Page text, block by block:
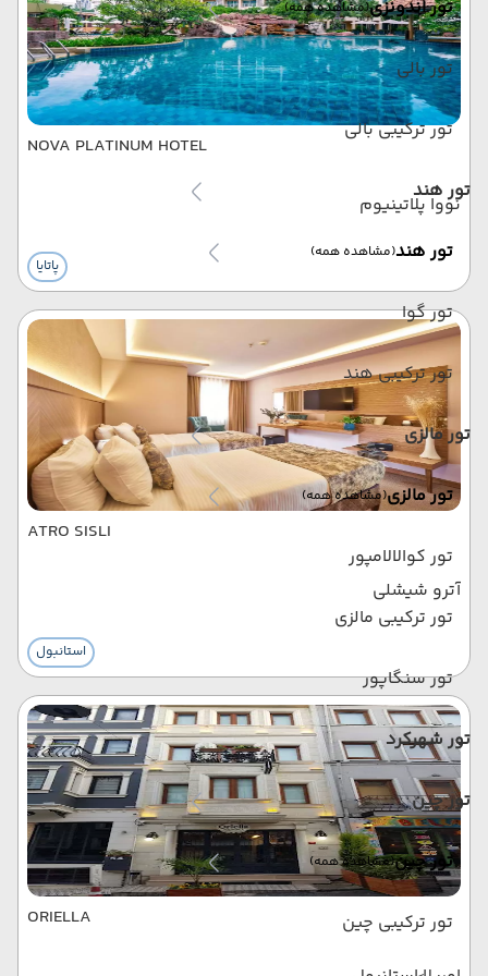
تور اندونزی(مشاهده همه)
تور بالی
تور ترکیبی بالی
تور هند
تور هند(مشاهده همه)
تور گوا
تور ترکیبی هند
تور مالزی
تور مالزی(مشاهده همه)
تور کوالالامپور
تور ترکیبی مالزی
تور سنگاپور
تور شهرکرد
تور چین
تور چین(مشاهده همه)
تور ترکیبی چین
NOVA PLATINUM HOTEL
نووا پلاتینیوم
پاتایا
ATRO SISLI
آترو شیشلی
استانبول
ORIELLA